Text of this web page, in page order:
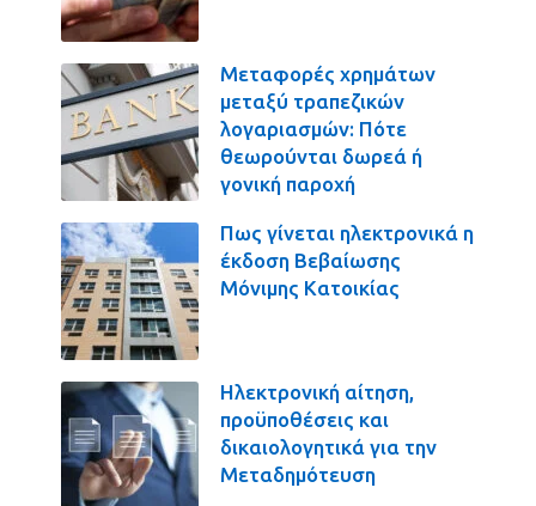
Μεταφορές χρημάτων
μεταξύ τραπεζικών
λογαριασμών: Πότε
θεωρούνται δωρεά ή
γονική παροχή
Πως γίνεται ηλεκτρονικά η
έκδοση Βεβαίωσης
Μόνιμης Κατοικίας
Ηλεκτρονική αίτηση,
προϋποθέσεις και
δικαιολογητικά για την
Μεταδημότευση